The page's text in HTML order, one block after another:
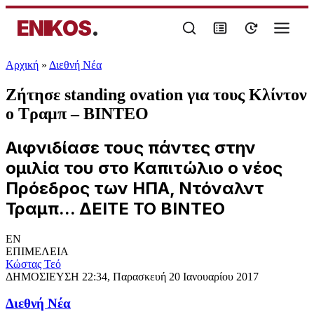
ENIKOS.
Αρχική » Διεθνή Νέα
Ζήτησε standing ovation για τους Κλίντον
ο Τραμπ – ΒΙΝΤΕΟ
Αιφνιδίασε τους πάντες στην
ομιλία του στο Καπιτώλιο ο νέος
Πρόεδρος των ΗΠΑ, Ντόναλντ
Τραμπ... ΔΕΙΤΕ ΤΟ ΒΙΝΤΕΟ
EN
ΕΠΙΜΕΛΕΙΑ
Κώστας Τεό
ΔΗΜΟΣΙΕΥΣΗ 22:34, Παρασκευή 20 Ιανουαρίου 2017
Διεθνή Νέα